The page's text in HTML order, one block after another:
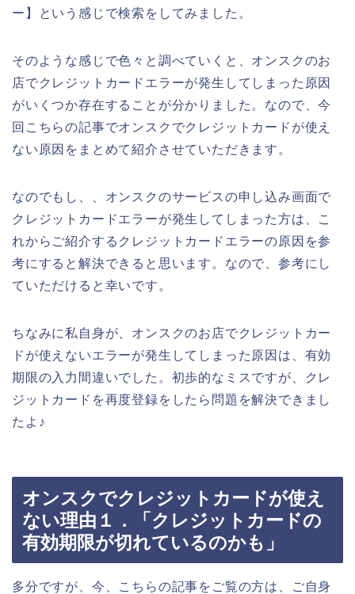
ー】という感じで検索をしてみました。
そのような感じで色々と調べていくと、オンスクのお
店でクレジットカードエラーが発生してしまった原因
がいくつか存在することが分かりました。なので、今
回こちらの記事でオンスクでクレジットカードが使え
ない原因をまとめて紹介させていただきます。
なのでもし、、オンスクのサービスの申し込み画面で
クレジットカードエラーが発生してしまった方は、こ
れからご紹介するクレジットカードエラーの原因を参
考にすると解決できると思います。なので、参考にし
ていただけると幸いです。
ちなみに私自身が、オンスクのお店でクレジットカー
ドが使えないエラーが発生してしまった原因は、有効
期限の入力間違いでした。初歩的なミスですが、クレ
ジットカードを再度登録をしたら問題を解決できまし
たよ♪
オンスクでクレジットカードが使え
ない理由１．「クレジットカードの
有効期限が切れているのかも」
多分ですが、今、こちらの記事をご覧の方は、ご自身